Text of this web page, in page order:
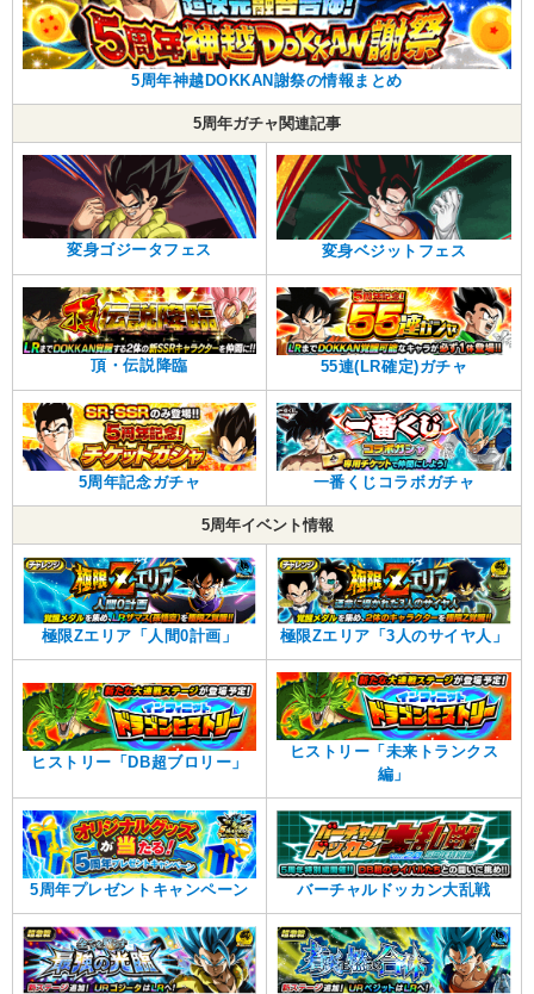
5周年神越DOKKAN謝祭の情報まとめ
5周年ガチャ関連記事
変身ゴジータフェス 変身ベジットフェス
頂・伝説降臨 55連(LR確定)ガチャ
5周年記念ガチャ 一番くじコラボガチャ
5周年イベント情報
極限Zエリア「人間0計画」 極限Zエリア「3人のサイヤ人」
ヒストリー「DB超ブロリー」
ヒストリー「未来トランクス
編」
5周年プレゼントキャンペーン バーチャルドッカン大乱戦